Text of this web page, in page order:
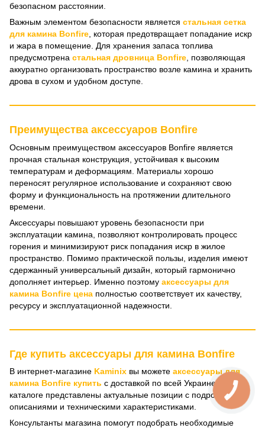
безопасном расстоянии.
Важным элементом безопасности является стальная сетка
для камина Bonfire , которая предотвращает попадание искр
и жара в помещение. Для хранения запаса топлива
предусмотрена стальная дровница Bonfire , позволяющая
аккуратно организовать пространство возле камина и хранить
дрова в сухом и удобном доступе.
Преимущества аксессуаров Bonfire
Основным преимуществом аксессуаров Bonfire является
прочная стальная конструкция, устойчивая к высоким
температурам и деформациям. Материалы хорошо
переносят регулярное использование и сохраняют свою
форму и функциональность на протяжении длительного
времени.
Аксессуары повышают уровень безопасности при
эксплуатации камина, позволяют контролировать процесс
горения и минимизируют риск попадания искр в жилое
пространство. Помимо практической пользы, изделия имеют
сдержанный универсальный дизайн, который гармонично
дополняет интерьер. Именно поэтому аксессуары для
камина Bonfire цена полностью соответствует их качеству,
ресурсу и эксплуатационной надежности.
Где купить аксессуары для камина Bonfire
В интернет-магазине Kaminix вы можете аксессуары для
камина Bonfire купить с доставкой по всей Украине. В
каталоге представлены актуальные позиции с подробными
описаниями и техническими характеристиками.
Консультанты магазина помогут подобрать необходимые